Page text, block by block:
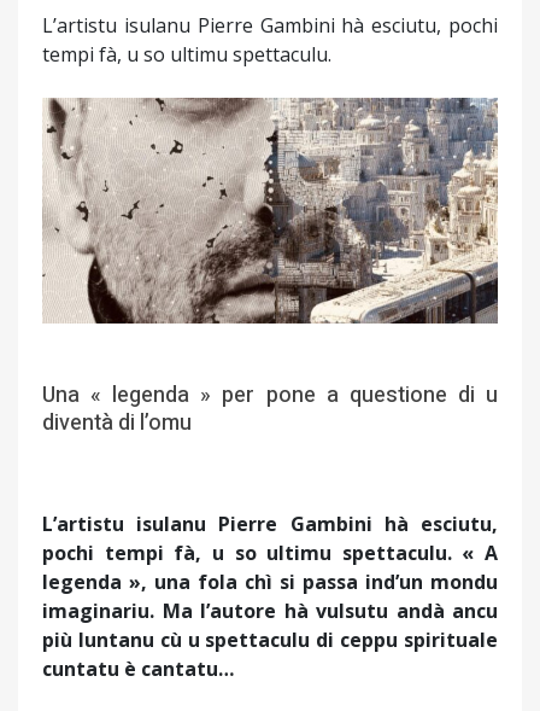
L’artistu isulanu Pierre Gambini hà esciutu, pochi
tempi fà, u so ultimu spettaculu.
Una « legenda » per pone a questione di u
diventà di l’omu
L’artistu isulanu Pierre Gambini hà esciutu,
pochi tempi fà, u so ultimu spettaculu. « A
legenda », una fola chì si passa ind’un mondu
imaginariu. Ma l’autore hà vulsutu andà ancu
più luntanu cù u spettaculu di ceppu spirituale
cuntatu è cantatu…